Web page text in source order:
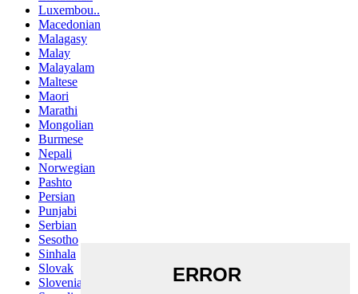
Luxembou..
Macedonian
Malagasy
Malay
Malayalam
Maltese
Maori
Marathi
Mongolian
Burmese
Nepali
Norwegian
Pashto
Persian
Punjabi
Serbian
Sesotho
Sinhala
Slovak
Slovenian